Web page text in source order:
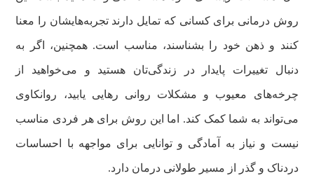
روش درمانی برای کسانی که تمایل دارند تجربه‌هایشان را معنا
کنند و ذهن خود را بشناسند، مناسب است. همچنین، اگر به
دنبال تغییرات پایدار در زندگی‌تان هستید و می‌خواهید از
چرخه‌های معیوب و مشکلات روانی رهایی یابید، روانکاوی
می‌تواند به شما کمک کند. اما این روش برای هر فردی مناسب
نیست و نیاز به آمادگی و توانایی برای مواجهه با احساسات
دردناک و گذر از مسیر طولانی درمان دارد.